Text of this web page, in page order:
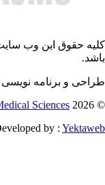
حقوق این وب سایت
و برنامه نویسی :
©
Medical Sciences
Developed by :